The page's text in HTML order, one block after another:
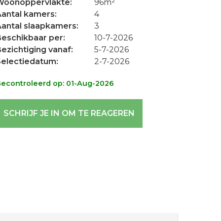
96m²
kamers
4
slaapkamers
3
per
10-7-2026
vanaf
5-7-2026
2-7-2026
op: 01-Aug-2026
SCHRIJF JE IN OM TE REAGEREN